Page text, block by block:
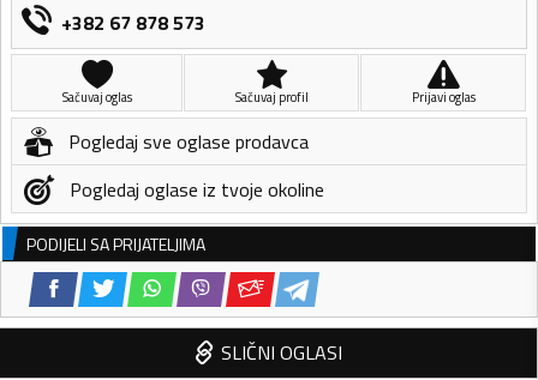
+382 67 878 573
Sačuvaj oglas Sačuvaj profil Prijavi oglas
Pogledaj sve oglase prodavca
Pogledaj oglase iz tvoje okoline
PODIJELI SA PRIJATELJIMA
SLIČNI OGLASI